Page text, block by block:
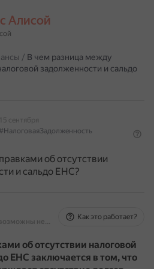
с Алисой
/ В чем разница между
задолженности и сальдо
15 сентября
#НалоговаяЗадолженность
об отсутствии
и сальдо ЕНС?
На основе источников, возможны неточности
Как это работает?
об отсутствии налоговой
ЕНС заключается в том, что